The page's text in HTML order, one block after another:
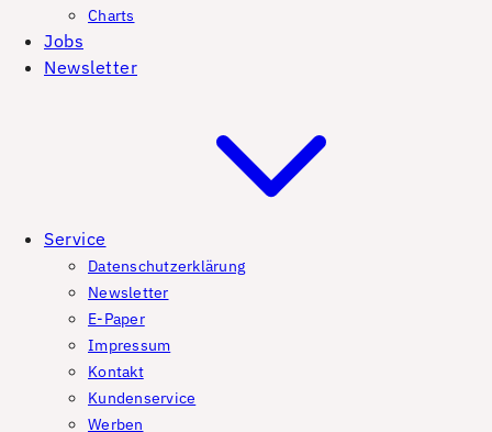
Charts
Jobs
Newsletter
Service
Datenschutzerklärung
Newsletter
E-Paper
Impressum
Kontakt
Kundenservice
Werben